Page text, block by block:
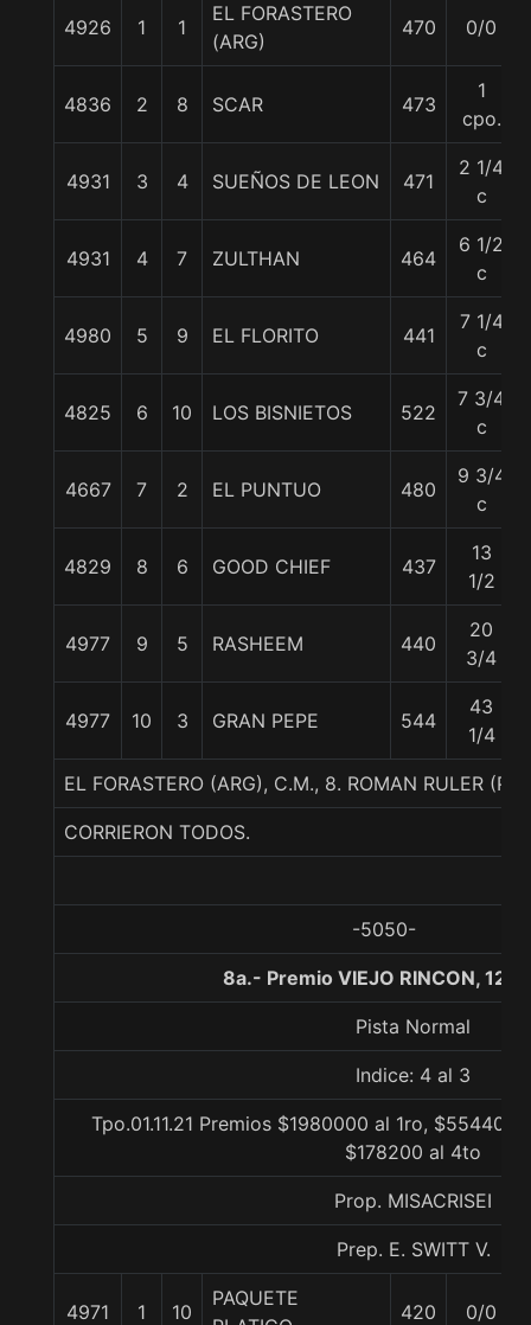
4926 1 1
EL FORASTERO
(ARG)
470 0/0
4836 2 8 SCAR 473
1
cpo.
4931 3 4 SUEÑOS DE LEON 471
2 1/4
c
4931 4 7 ZULTHAN 464
6 1/2
c
4980 5 9 EL FLORITO 441
7 1/4
c
4825 6 10 LOS BISNIETOS 522
7 3/4
c
4667 7 2 EL PUNTUO 480
9 3/4
c
4829 8 6 GOOD CHIEF 437
13
1/2
4977 9 5 RASHEEM 440
20
3/4
4977 10 3 GRAN PEPE 544
43
1/4
EL FORASTERO (ARG), C.M., 8. ROMAN RULER (P)-
CORRIERON TODOS.
-5050-
8a.- Premio VIEJO RINCON,
Pista Normal
Indice: 4 al 3
Tpo.01.11.21 Premios $1980000 al 1ro,
$178200 al 4to
Prop. MISACRISEI
Prep. E. SWITT V.
4971 1 10
PAQUETE
420 0/0